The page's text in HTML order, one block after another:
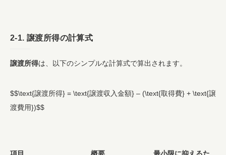
2-1. 譲渡所得の計算式
譲渡所得は、以下のシンプルな計算式で算出されます。
$$\text{譲渡所得} = \text{譲渡収入金額} – (\text{取得費} + \text{譲
渡費用})$$